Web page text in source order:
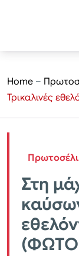
Home –
Τρικαλινές
Στη